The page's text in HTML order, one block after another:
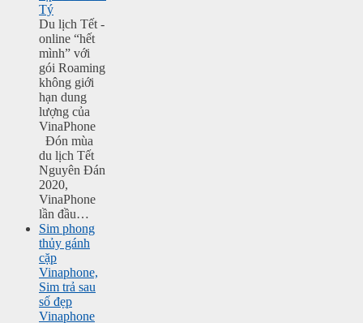
Tý
Du lịch Tết -
online “hết
mình” với
gói Roaming
không giới
hạn dung
lượng của
VinaPhone
Đón mùa
du lịch Tết
Nguyên Đán
2020,
VinaPhone
lần đầu…
Sim phong
thủy gánh
cặp
Vinaphone,
Sim trả sau
số đẹp
Vinaphone